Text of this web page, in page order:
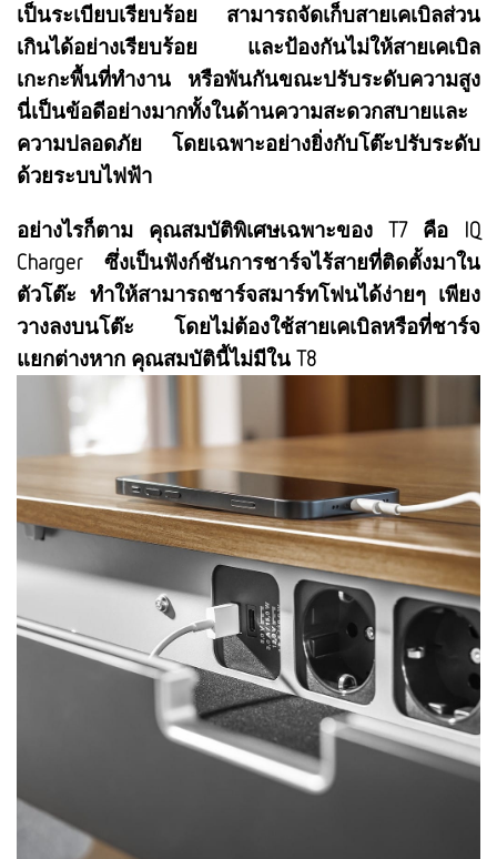
เป็นระเบียบเรียบร้อย สามารถจัดเก็บสายเคเบิลส่วน
เกินได้อย่างเรียบร้อย และป้องกันไม่ให้สายเคเบิล
เกะกะพื้นที่ทำงาน หรือพันกันขณะปรับระดับความสูง
นี่เป็นข้อดีอย่างมากทั้งในด้านความสะดวกสบายและ
ความปลอดภัย โดยเฉพาะอย่างยิ่งกับโต๊ะปรับระดับ
ด้วยระบบไฟฟ้า
อย่างไรก็ตาม คุณสมบัติพิเศษเฉพาะของ T7 คือ IQ
Charger ซึ่งเป็นฟังก์ชันการชาร์จไร้สายที่ติดตั้งมาใน
ตัวโต๊ะ ทำให้สามารถชาร์จสมาร์ทโฟนได้ง่ายๆ เพียง
วางลงบนโต๊ะ โดยไม่ต้องใช้สายเคเบิลหรือที่ชาร์จ
แยกต่างหาก คุณสมบัตินี้ไม่มีใน T8